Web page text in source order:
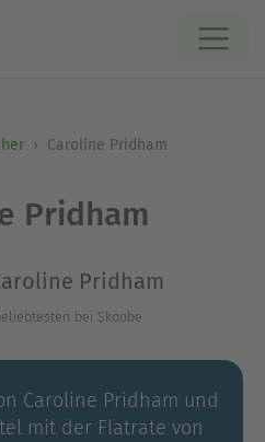
Caroline Pridham
Pridham
Pridham
bei Skoobe
Caroline Pridham und
mit der Flatrate von